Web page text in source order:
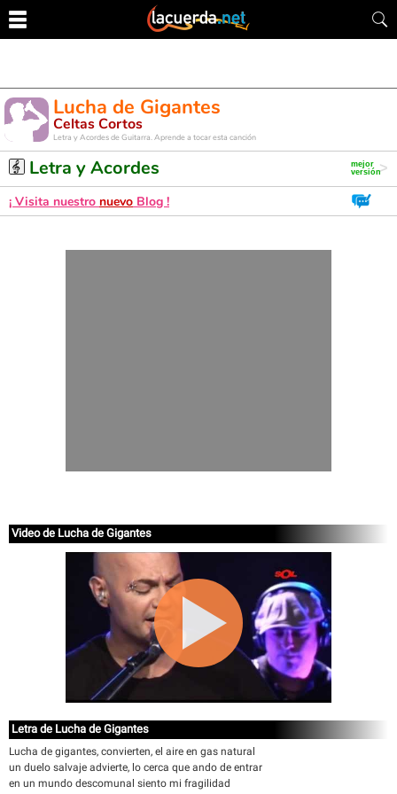
Lucha de Gigantes
Celtas Cortos
Letra y Acordes de Guitarra. Aprende a tocar esta canción
Letra y Acordes
¡ Visita nuestro nuevo Blog !
Video de Lucha de Gigantes
Letra de Lucha de Gigantes
Lucha de gigantes, convierten, el aire en gas natural
un duelo salvaje advierte, lo cerca que ando de entrar
en un mundo descomunal siento mi fragilidad